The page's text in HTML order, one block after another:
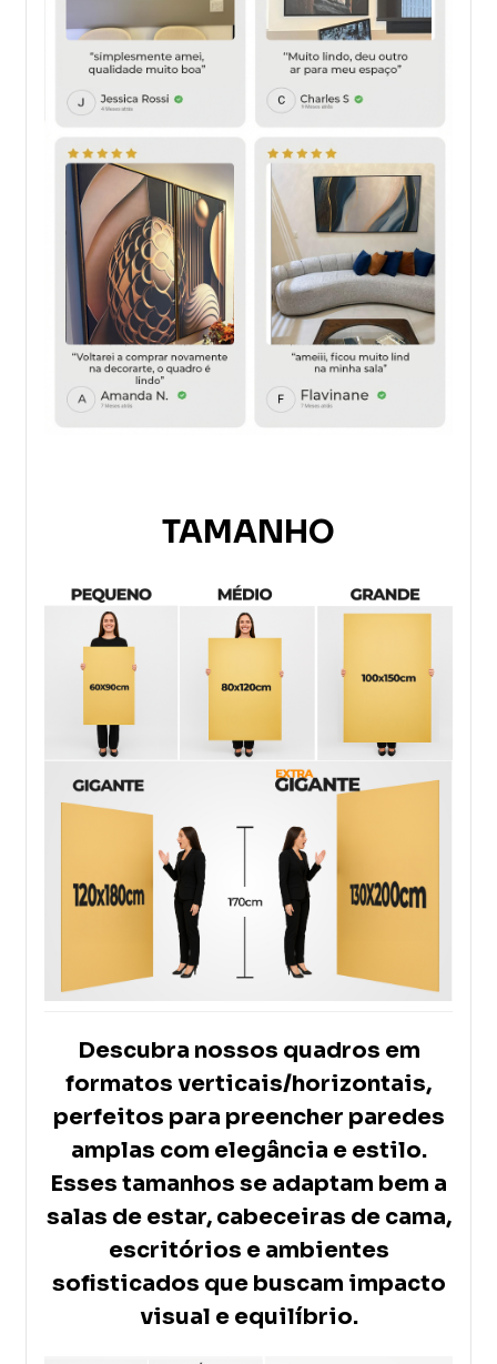
TAMANHO
Descubra nossos quadros em
formatos verticais/horizontais,
perfeitos para preencher paredes
amplas com elegância e estilo.
Esses tamanhos se adaptam bem a
salas de estar, cabeceiras de cama,
escritórios e ambientes
sofisticados que buscam impacto
visual e equilíbrio.